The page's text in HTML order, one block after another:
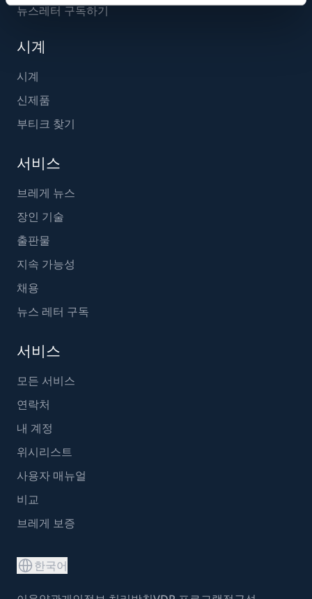
뉴스레터 구독하기
시계
시계
신제품
부티크 찾기
서비스
브레게 뉴스
장인 기술
출판물
지속 가능성
채용
뉴스 레터 구독
서비스
모든 서비스
연락처
내 계정
위시리스트
사용자 매뉴얼
비교
브레게 보증
한국어